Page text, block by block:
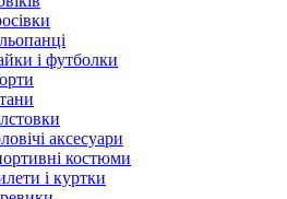
і футболки
аксесуари
костюми
і куртки